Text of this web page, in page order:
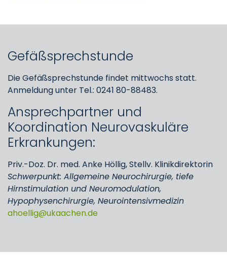
Gefäßsprechstunde
Die Gefäßsprechstunde findet mittwochs statt.
Anmeldung unter Tel.: 0241 80-88483.
Ansprechpartner und
Koordination Neurovaskuläre
Erkrankungen:
Priv.-Doz. Dr. med. Anke Höllig, Stellv. Klinikdirektorin
Schwerpunkt: Allgemeine Neurochirurgie, tiefe
Hirnstimulation und Neuromodulation,
Hypophysenchirurgie, Neurointensivmedizin
ahoellig
ukaachende